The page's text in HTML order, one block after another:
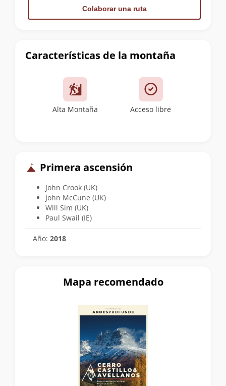
Características de la montaña
Alta Montaña Acceso libre
Primera ascensión
John Crook (UK)
John McCune (UK)
Will Sim (UK)
Paul Swail (IE)
Año: 2018
Colaborar una ruta
Mapa recomendado